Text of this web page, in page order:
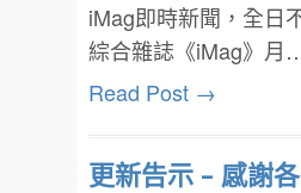
iMag即時新聞，全日
綜合雜誌《iMag》月
Read Post →
更新告示 – 感謝